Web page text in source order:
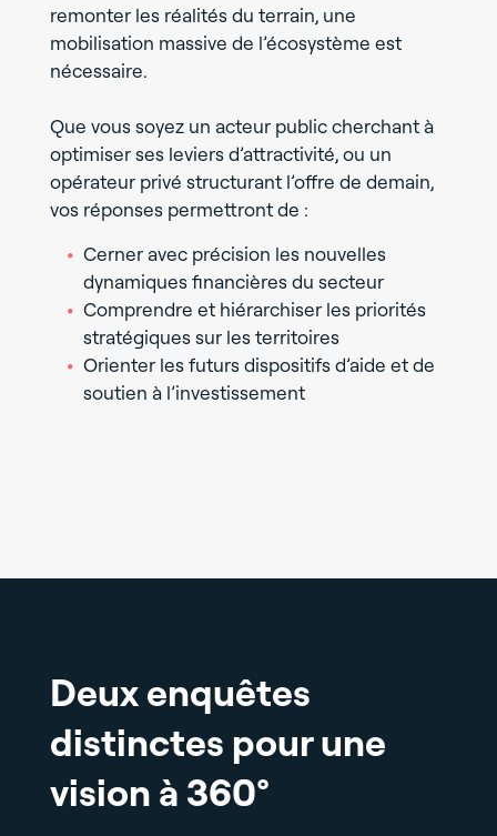
remonter les réalités du terrain, une
mobilisation massive de l’écosystème est
nécessaire.
Que vous soyez un acteur public cherchant à
optimiser ses leviers d’attractivité, ou un
opérateur privé structurant l’offre de demain,
vos réponses permettront de :
Cerner avec précision les nouvelles
dynamiques financières du secteur
Comprendre et hiérarchiser les priorités
stratégiques sur les territoires
Orienter les futurs dispositifs d’aide et de
soutien à l’investissement
Deux enquêtes
distinctes pour une
vision à 360°